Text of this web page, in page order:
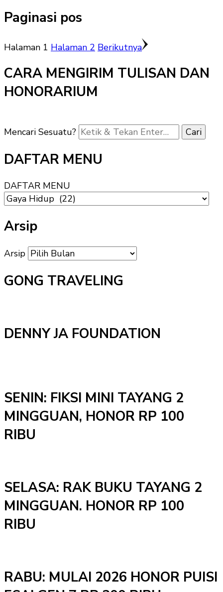
Paginasi pos
Halaman 1 Halaman 2 Berikutnya
CARA MENGIRIM TULISAN DAN
HONORARIUM
Mencari Sesuatu?
DAFTAR MENU
DAFTAR MENU
Arsip
Arsip
GONG TRAVELING
DENNY JA FOUNDATION
SENIN: FIKSI MINI TAYANG 2
MINGGUAN, HONOR RP 100
RIBU
SELASA: RAK BUKU TAYANG 2
MINGGUAN. HONOR RP 100
RIBU
RABU: MULAI 2026 HONOR PUISI